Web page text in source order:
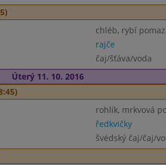
chléb, rybí
rajče
čaj/šťáva/voda
Úterý 11. 10. 2016
rohlík, mrkvová
ředkvičky
švédský čaj/čaj/